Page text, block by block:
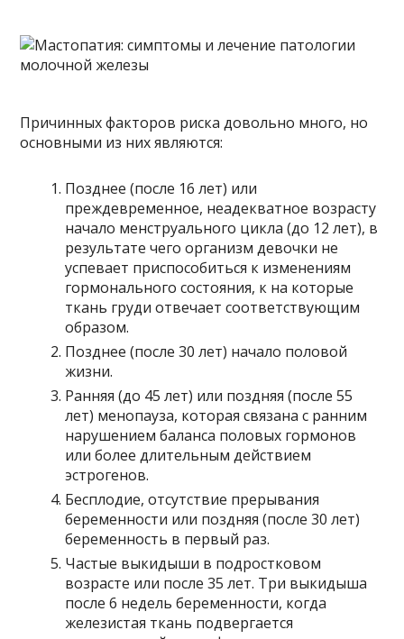
Причинных факторов риска довольно много, но
основными из них являются:
Позднее (после 16 лет) или
преждевременное, неадекватное возрасту
начало менструального цикла (до 12 лет), в
результате чего организм девочки не
успевает приспособиться к изменениям
гормонального состояния, к на которые
ткань груди отвечает соответствующим
образом.
Позднее (после 30 лет) начало половой
жизни.
Ранняя (до 45 лет) или поздняя (после 55
лет) менопауза, которая связана с ранним
нарушением баланса половых гормонов
или более длительным действием
эстрогенов.
Бесплодие, отсутствие прерывания
беременности или поздняя (после 30 лет)
беременность в первый раз.
Частые выкидыши в подростковом
возрасте или после 35 лет. Три выкидыша
после 6 недель беременности, когда
железистая ткань подвергается